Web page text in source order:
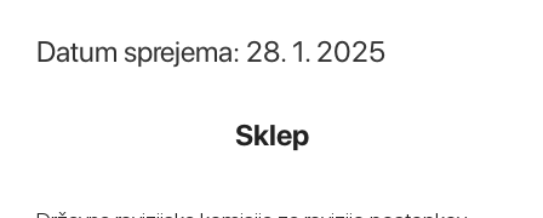
Datum sprejema: 28. 1. 2025
Sklep